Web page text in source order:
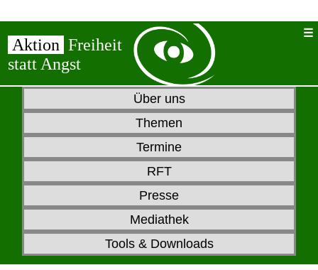
Aktion Freiheit
statt Angst
Über uns
Themen
Termine
RFT
Presse
Mediathek
Tools & Downloads